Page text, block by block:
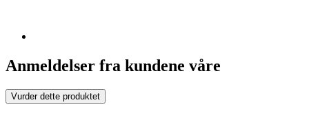
Anmeldelser fra kundene våre
Vurder dette produktet